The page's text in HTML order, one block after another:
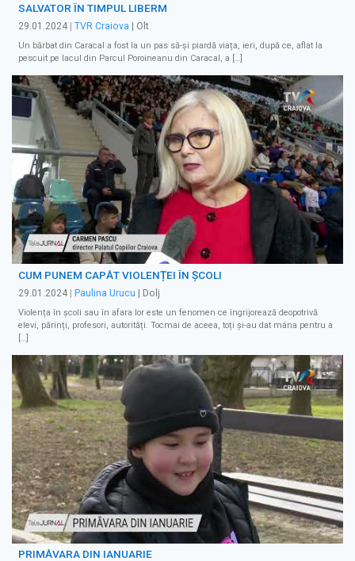
SALVATOR ÎN TIMPUL LIBERM
29.01.2024 | TVR Craiova | Olt
Un bărbat din Caracal a fost la un pas să-și piardă viața, ieri, după ce, aflat la
pescuit pe lacul din Parcul Poroineanu din Caracal, a […]
CUM PUNEM CAPĂT VIOLENȚEI ÎN ȘCOLI
29.01.2024 | Paulina Urucu | Dolj
Violența în școli sau în afara lor este un fenomen ce îngrijorează deopotrivă
elevi, părinți, profesori, autorități. Tocmai de aceea, toți și-au dat mâna pentru a
[…]
PRIMĂVARA DIN IANUARIE